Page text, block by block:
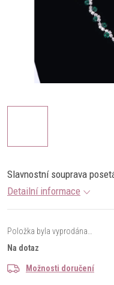
Slavnostní souprava
Detailní informace
Položka byla vyprodána…
Na dotaz
Možnosti doručení